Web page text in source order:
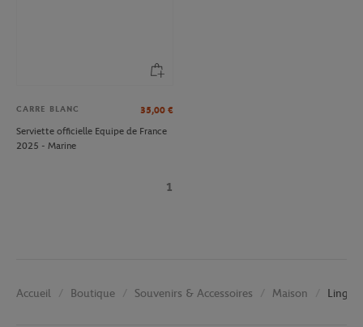
CARRE BLANC 35,00 €
Serviette officielle Equipe de France
2025 - Marine
1
Accueil Boutique Souvenirs & Accessoires Maison Linge